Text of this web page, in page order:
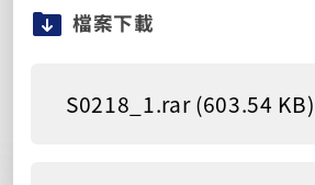
檔案下載
S0218_1.rar (603.54 KB)